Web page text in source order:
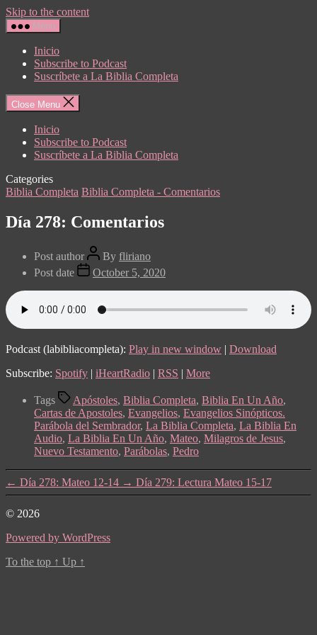
Skip to the content
Menu
Inicio
Subscribe to Podcast
Suscríbete a La Biblia Completa
Close Menu
Inicio
Subscribe to Podcast
Suscríbete a La Biblia Completa
Categories
Biblia Completa Biblia Completa - Comentarios
Día 278: Comentarios
Post author By fliriano
Post date
October 5, 2020
Podcast (labibliacompleta): Play in new window | Download
Subscribe: Spotify | iHeartRadio | RSS | More
Tags Apóstoles, Biblia Completa, Biblia En Un Año,
Cartas de Apostoles, Evangelios, Evangelios Sinópticos.
Parábola del Sembrador, La Biblia Completa, La Biblia En
Audio, La Biblia En Un Año, Mateo, Milagros de Jesus,
Nuevo Testamento, Parábolas, Pedro
← Día 278: Mateo 12-14 → Día 279: Lectura Mateo 15-17
© 2026
Powered by WordPress
To the top ↑ Up ↑